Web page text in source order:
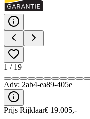
1 / 19
Adv: 2ab4-ea89-405e
Prijs Rijklaar€ 19.005,-